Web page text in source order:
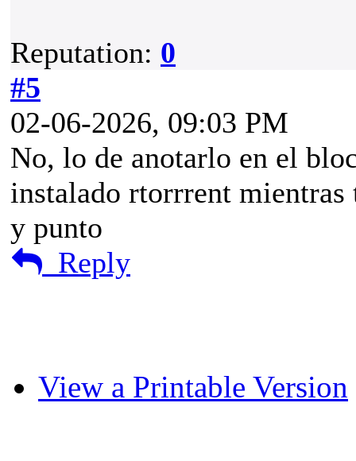
Reputation: 0
#5
02-06-2026, 09:03 PM
No, lo de anotarlo en el
instalado rtorrrent mientras
y punto
Reply
View a Printable Version